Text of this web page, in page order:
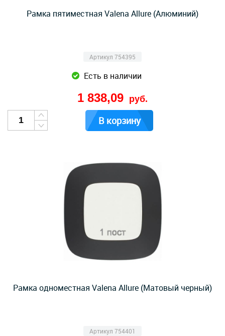
Рамка пятиместная Valena Allure (Алюминий)
Артикул 754395
Есть в наличии
1 838,09 руб.
В корзину
Рамка одноместная Valena Allure (Матовый черный)
Артикул 754401